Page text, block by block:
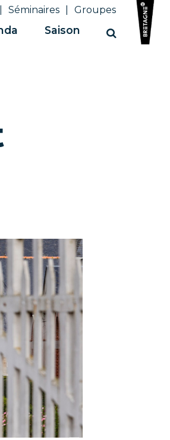
Séminaires Groupes
Saison